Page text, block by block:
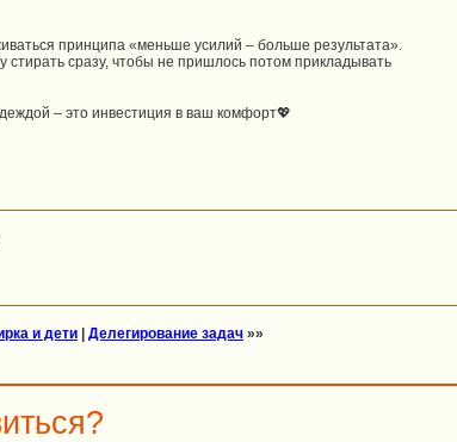
принципа «меньше усилий – больше результата».
сразу, чтобы не пришлось потом прикладывать
– это инвестиция в ваш комфорт💖
и дети | Делегирование задач »»